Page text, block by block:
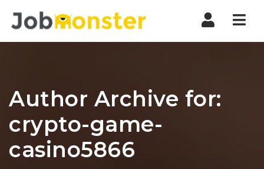
Author Archive for:
crypto-game-
casino5866